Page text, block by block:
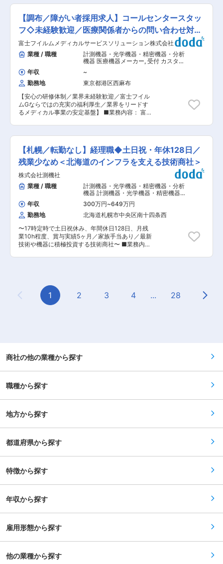
がら働くことができる環境です。 特に医療機器市
場の拡大と現地生産化の流れが進んでおり、
Make in Indiaの事業環境の中で、現地製造体制の
構築・高度化に直接貢献できる点が大きな魅力で
す。 日本での経験をベースに、より広い視野と裁
量を持って活躍することが可能で、現地工場での
業務を通じて、事業拡大の最前線に関わる経験を
積むことができます。 現地工場では相互理解をベ
ースとした関係構築がしやすい環境で、チームで
の成果創出に集中できる点も本ポジションの魅力
です。 本募集ではインド工場勤務を前提としてい
ますが、一定期間のインド駐在の後、ご本人の意
向次第では別の海外製造拠点勤務の可能性もあ
に、他海外拠点への展開支援、グローバル標準化
の推進、マルチプラントの中核人財としてのキャ
める業務
ーとパナソニックの共同出資会社で、パナソニッ
クの戦略調達パートナーとして調達支援サービス
を行っております。当サービスにおける受発注・
納期管理を行っていただきます。 ■業務内容：
大型プロジェクトの立ち上げに伴い、業務オペレ
ーションの構築・改善を頂きます。 【具体内容】
・新規プロジェクトの業務企画 ・グローバルな
取引先や委託倉庫との折衝・調整 ・オペレーショ
ンを円滑に進める為の業務スタッフ指導 ・シス
テム化による課題改善・提案作業 ■教育環境：
入社後はOJTにてしっかりサポートします。また
OJT終了後も不明点があれば聞きやすい環境が整
っているのでご安心ください。 ■就業環境： フ
レックス有、所定労働時間7時間半 また育休・産
休取得率100％、育児休暇からの復職率100％、
女性管理職割合24％と女性が活躍しやすい環境も
ームの知見を広げられます ・少数精鋭の部署で、
多彩な経験を得る事ができ、成長を感じられます
・クライアントの課題解決を通じて、見える形で
成果を実感し、やりがいの高い環境です ■企業情
報： レスターグループは、デバイス事業/EMS事
業/調達事業/電子機器事業/システム機器事業を提
供しています。その中での当社は調達事業とし
て、エレクトロニクス会社大手の調達を総合的に
支援しております。 ※当社に在籍しながら、レス
ターWPGに出向して業務を行います。 レスター
WPGは当社の親会社であるレスターと、WPGが
出資しているジョイントベンチャーです。 変更の
範囲：会社の定める業務
【調布／障がい者採用求人】コールセンタースタッ
フ◇未経験歓迎／医療関係者からの問い合わせ対応
◇
富士フイルムメディカルサービスソリューション株式会社
業種 / 職種
計測機器・光学機器・精密機器・分析
機器 医療機器メーカー, 受付 カスタマ
レータ
年収
~
勤務地
東京都港区西麻布
【安心の研修体制／業界未経験歓迎／富士フイル
ムGならではの充実の福利厚生／業界をリードす
るメディカル事業の安定基盤】 ■業務内容： 富
きます。 医療関係者からの問い合わせのため、一
般消費者からの問い合わせやクレームが起こりづ
らい環境です。 ■業務詳細： ・富士フイルム製
のレントゲン撮影装置、内視鏡、その他の機器に
ついての問い合わせ対応 ・クリニックの医師、看
護師、レントゲン技師に対して、装置の取り扱い
説明やトラブル対応 ・応対記録の入力処理 ■研
修体制： ・数カ月の研修があり、充実のフォロー
体制で、業務を覚えれば長く活躍できます。電話
対応、PCへの入力ができれば入社後に業務を覚
えられます。 ・障がい者雇用の実績もあり、安心
して働けるようサポートいたします。 ■組織構
成： 正社員11名、嘱託6名、エルダー1名、派遣1
名（男性11名、女性8名） ■当社について： X線
画像診断システム等、医療を取り扱っています。
医療機器の修理、点検、据付から、顧客課題の解
スを提供します。個人のスキルアップを通じ、チ
ーム力を向上させて業務を遂行し目標を達成して
いきます。住宅手当、借り上げ社宅、家族手当等
【札幌／転勤なし】経理職◆土日祝・年休128日／
残業少なめ＜北海道のインフラを支える技術商社＞
株式会社測機社
業種 / 職種
計測機器・光学機器・精密機器・分析
機器 計測機器・光学機器・精密機器・
分析機器
経理（財務会計） 財務 経理
事務・財務アシスタント 庶務・総務ア
シスタント
年収 300万円~649万円
勤務地
北海道札幌市中央区南十四条西
〜17時定時で土日祝休み、年間休日128日、月残
業10h程度、賞与実績5ヶ月／家族手当あり／最新
技術や機器に積極投資する技術商社〜 ■業務内
字を正確に、丁寧に扱うことが求められる、会社
の信頼を守る根幹の業務です。 ◇総務・庶務業務
全般 ・対外対応／電話応対や来客の受付対応。会
他部署のメンバーともスムーズにやり取りを行
い、組織全体の円滑な運営に貢献します。 ■入社
後の流れ： （1）業務フローの把握 ・まずは当社
を覚えることからスタート ・前職での事務経験を
もと、定期的な請求業務や総務業務を段階的に引
き継ぎ （3）総務経理の要として活躍 ・日常業務
に加え、月次・年次のサイクルに合わせた業務へ
て、長くご活躍いただくことを期待 ■当ポジショ
ラを支えるプロジェクトの裏側を支える仕事で
す。 ◎正確な処理が、現場で働く仲間たちの安心
に繋がります。 【経験を活かせる環境で、業務改
はもちろん、業務フローなどの改善提案を受け入
土日祝休み・17時定時で、ライフステージが変化
しても働き続けられます。 ◎20〜40代まで幅広
い年代のメンバーが在籍し、落ち着いた雰囲気の
Previous Page
1 2 3 4 ... 28
商社の他の業種から探す
職種から探す
地方から探す
都道府県から探す
特徴から探す
年収から探す
雇用形態から探す
他の業種から探す